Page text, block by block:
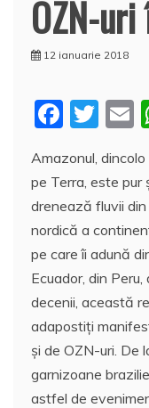
OZN-
12 ianuarie 2018
F
c
e
b
o
o
k
T
itt
er l
Amazonul,
pe Terra, este pur
drenează fluvii
nordică a
pe care îi adună
Ecuador, din
decenii, această
adapostiți
și de OZN-uri. De
garnizoane
astfel de